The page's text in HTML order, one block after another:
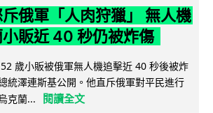
俄軍「人肉狩獵」 無人機
販近 40 秒仍被炸傷
歲小販被俄軍無人機追擊近 40 秒後被炸
統澤連斯基公開。他直斥俄軍對平民進行
克蘭...
閱讀全文